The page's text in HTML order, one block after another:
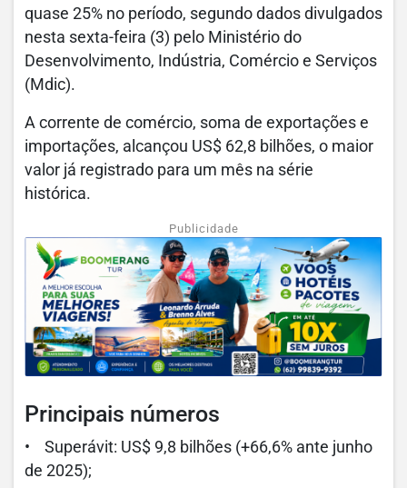
quase 25% no período, segundo dados divulgados
nesta sexta-feira (3) pelo Ministério do
Desenvolvimento, Indústria, Comércio e Serviços
(Mdic).
A corrente de comércio, soma de exportações e
importações, alcançou US$ 62,8 bilhões, o maior
valor já registrado para um mês na série
histórica.
Publicidade
Principais números
• Superávit: US$ 9,8 bilhões (+66,6% ante junho
de 2025);